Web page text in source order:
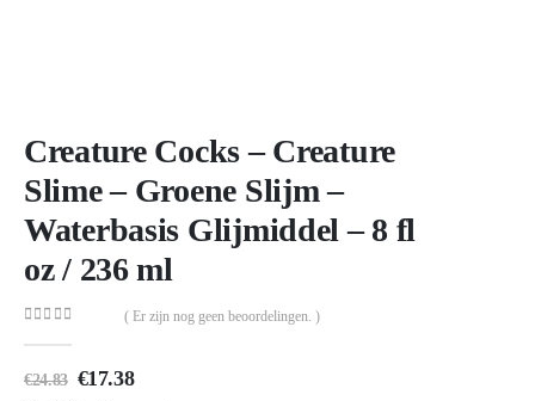
Creature Cocks – Creature
Slime – Groene Slijm –
Waterbasis Glijmiddel – 8 fl
oz / 236 ml
( Er zijn nog geen beoordelingen. )
€24.83 Oorspronkelijke
€17.38Huidige